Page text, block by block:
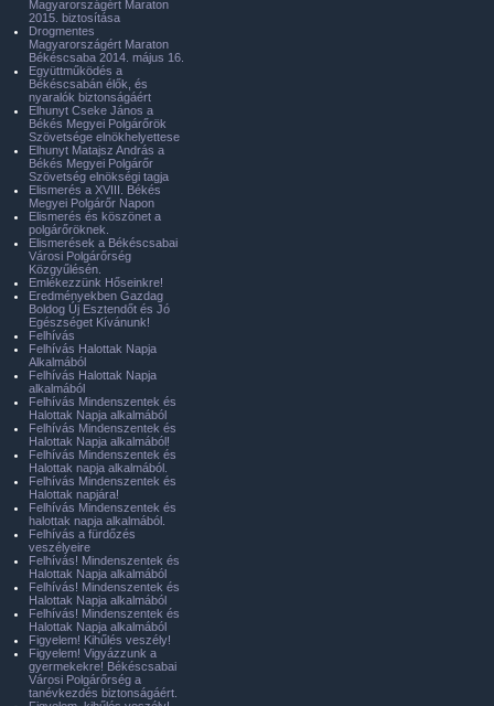
Magyarországért Maraton
2015. biztosítása
Drogmentes
Magyarországért Maraton
Békéscsaba 2014. május 16.
Együttműködés a
Békéscsabán élők, és
nyaralók biztonságáért
Elhunyt Cseke János a
Békés Megyei Polgárőrök
Szövetsége elnökhelyettese
Elhunyt Matajsz András a
Békés Megyei Polgárőr
Szövetség elnökségi tagja
Elismerés a XVIII. Békés
Megyei Polgárőr Napon
Elismerés és köszönet a
polgárőröknek.
Elismerések a Békéscsabai
Városi Polgárőrség
Közgyűlésén.
Emlékezzünk Hőseinkre!
Eredményekben Gazdag
Boldog Új Esztendőt és Jó
Egészséget Kívánunk!
Felhívás
Felhívás Halottak Napja
Alkalmából
Felhívás Halottak Napja
alkalmából
Felhívás Mindenszentek és
Halottak Napja alkalmából
Felhívás Mindenszentek és
Halottak Napja alkalmából!
Felhívás Mindenszentek és
Halottak napja alkalmából.
Felhívás Mindenszentek és
Halottak napjára!
Felhívás Mindenszentek és
halottak napja alkalmából.
Felhívás a fürdőzés
veszélyeire
Felhívás! Mindenszentek és
Halottak Napja alkalmából
Felhívás! Mindenszentek és
Halottak Napja alkalmából
Felhívás! Mindenszentek és
Halottak Napja alkalmából
Figyelem! Kihűlés veszély!
Figyelem! Vigyázzunk a
gyermekekre! Békéscsabai
Városi Polgárőrség a
tanévkezdés biztonságáért.